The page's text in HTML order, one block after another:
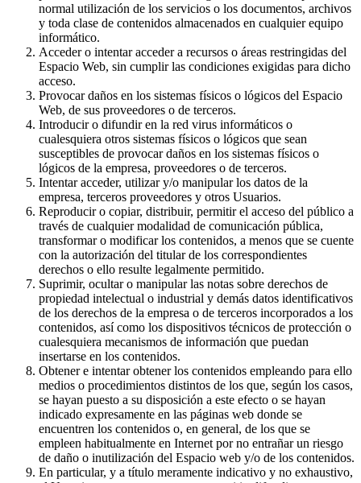
normal utilización de los servicios o los documentos, archivos
y toda clase de contenidos almacenados en cualquier equipo
informático.
Acceder o intentar acceder a recursos o áreas restringidas del
Espacio Web, sin cumplir las condiciones exigidas para dicho
acceso.
Provocar daños en los sistemas físicos o lógicos del Espacio
Web, de sus proveedores o de terceros.
Introducir o difundir en la red virus informáticos o
cualesquiera otros sistemas físicos o lógicos que sean
susceptibles de provocar daños en los sistemas físicos o
lógicos de la empresa, proveedores o de terceros.
Intentar acceder, utilizar y/o manipular los datos de la
empresa, terceros proveedores y otros Usuarios.
Reproducir o copiar, distribuir, permitir el acceso del público a
través de cualquier modalidad de comunicación pública,
transformar o modificar los contenidos, a menos que se cuente
con la autorización del titular de los correspondientes
derechos o ello resulte legalmente permitido.
Suprimir, ocultar o manipular las notas sobre derechos de
propiedad intelectual o industrial y demás datos identificativos
de los derechos de la empresa o de terceros incorporados a los
contenidos, así como los dispositivos técnicos de protección o
cualesquiera mecanismos de información que puedan
insertarse en los contenidos.
Obtener e intentar obtener los contenidos empleando para ello
medios o procedimientos distintos de los que, según los casos,
se hayan puesto a su disposición a este efecto o se hayan
indicado expresamente en las páginas web donde se
encuentren los contenidos o, en general, de los que se
empleen habitualmente en Internet por no entrañar un riesgo
de daño o inutilización del Espacio web y/o de los contenidos.
En particular, y a título meramente indicativo y no exhaustivo,